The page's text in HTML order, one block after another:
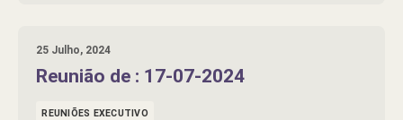
25 Julho, 2024
Reunião de : 17-07-2024
REUNIÕES EXECUTIVO